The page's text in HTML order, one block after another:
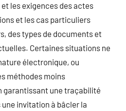
les exigences des actes
et les cas particuliers
des types de documents et
Certaines situations ne
électronique, ou
méthodes moins
garantissant une traçabilité
une invitation à bâcler la